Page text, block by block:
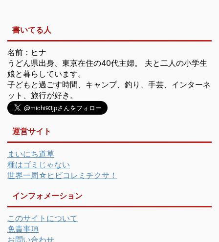
書いてる人
名前：ヒナ
うどん県出身、東京在住の40代主婦。 夫と二人の小学生
娘と暮らしています。
子どもと過ごす時間、キャンプ、釣り、手芸、インターネ
ット、旅行が好き。
運営サイト
まいにち道草
種はゴミじゃない
世界一周☆ヒビコレミチクサ！
インフォメーション
このサイトについて
免責事項
お問い合わせ